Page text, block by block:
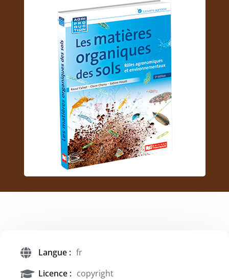
Langue : fr
Licence : copyright